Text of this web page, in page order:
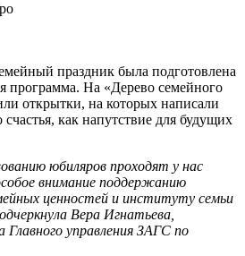
праздник была подготовлена
программа. На «Дерево семейного
открытки, на которых написали
счастья, как напутствие для будущих
юбиляров проходят у нас
внимание поддержанию
ценностей и институту семьи
Вера Игнатьева,
Главного управления ЗАГС по